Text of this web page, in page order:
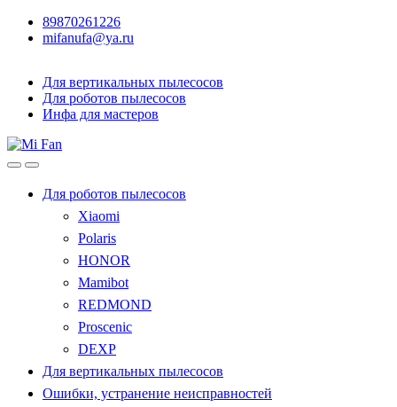
89870261226
mifanufa@ya.ru
Для вертикальных пылесосов
Для роботов пылесосов
Инфа для мастеров
Для роботов пылесосов
Xiaomi
Polaris
HONOR
Mamibot
REDMOND
Proscenic
DEXP
Для вертикальных пылесосов
Ошибки, устранение неисправностей